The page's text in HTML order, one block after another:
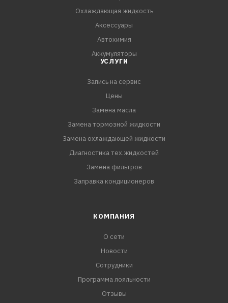
Охлаждающая жидкость
Аксессуары
Автохимия
Аккумуляторы
УСЛУГИ
Запись на сервис
Цены
Замена масла
Замена тормозной жидкости
Замена охлаждающей жидкости
Диагностика тех.жидкостей
Замена фильтров
Заправка кондиционеров
КОМПАНИЯ
О сети
Новости
Сотрудники
Программа лояльности
Отзывы